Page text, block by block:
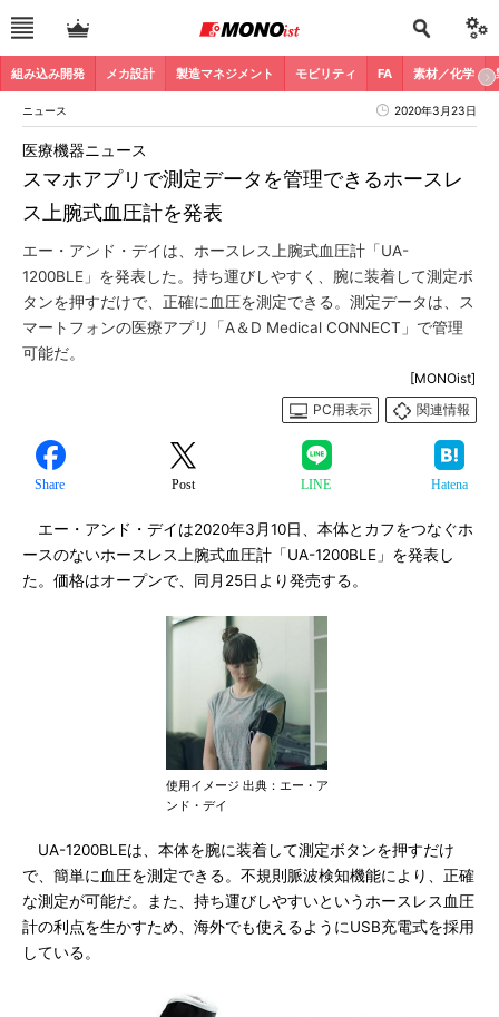
組み込み開発 メカ設計 製造マネジメント モビリティ FA 素材／化学
ニュース 2020年3月23日
スマホアプリで測定データを管理できるホースレ
ス上腕式血圧計を発表
医療機器ニュース
エー・アンド・デイは、ホースレス上腕式血圧計「UA-
1200BLE」を発表した。持ち運びしやすく、腕に装着して測定ボ
タンを押すだけで、正確に血圧を測定できる。測定データは、ス
マートフォンの医療アプリ「A＆D Medical CONNECT」で管理
可能だ。
[MONOist]
PC用表示
関連情報
Share Post LINE Hatena
エー・アンド・デイは2020年3月10日、本体とカフをつなぐホ
ースのないホースレス上腕式血圧計「UA-1200BLE」を発表し
た。価格はオープンで、同月25日より発売する。
使用イメージ 出典：エー・ア
ンド・デイ
UA-1200BLEは、本体を腕に装着して測定ボタンを押すだけ
で、簡単に血圧を測定できる。不規則脈波検知機能により、正確
な測定が可能だ。また、持ち運びしやすいというホースレス血圧
計の利点を生かすため、海外でも使えるようにUSB充電式を採用
している。